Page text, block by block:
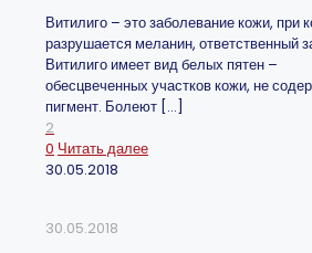
Витилиго – это заболевание кожи, при
разрушается меланин, ответственный
Витилиго имеет вид белых пятен –
обесцвеченных участков кожи, не
пигмент. Болеют […]
2
0 Читать далее
30.05.2018
30.05.2018